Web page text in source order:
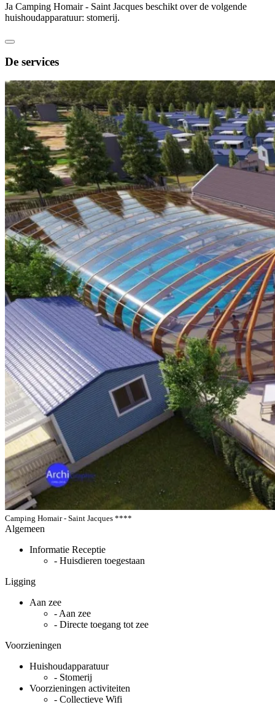
Ja Camping Homair - Saint Jacques beschikt over de volgende
huishoudapparatuur: stomerij.
De services
Camping Homair - Saint Jacques ****
Algemeen
Informatie Receptie
- Huisdieren toegestaan
Ligging
Aan zee
- Aan zee
- Directe toegang tot zee
Voorzieningen
Huishoudapparatuur
- Stomerij
Voorzieningen activiteiten
- Collectieve Wifi